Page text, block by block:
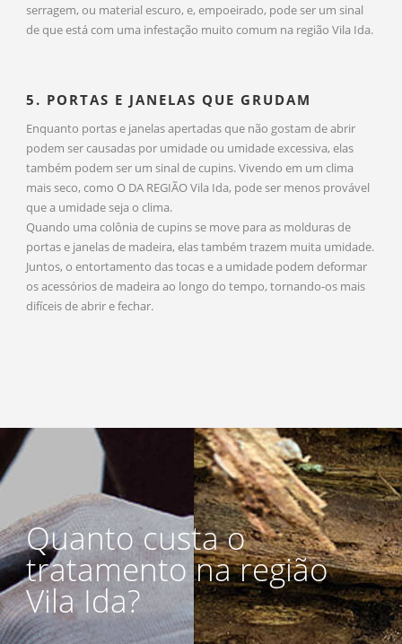
serragem, ou material escuro, e, empoeirado, pode ser um sinal
de que está com uma infestação muito comum na região Vila Ida.
5. PORTAS E JANELAS QUE GRUDAM
Enquanto portas e janelas apertadas que não gostam de abrir
podem ser causadas por umidade ou umidade excessiva, elas
também podem ser um sinal de cupins. Vivendo em um clima
mais seco, como O DA REGIÃO Vila Ida, pode ser menos provável
que a umidade seja o clima.
Quando uma colônia de cupins se move para as molduras de
portas e janelas de madeira, elas também trazem muita umidade.
Juntos, o entortamento das tocas e a umidade podem deformar
os acessórios de madeira ao longo do tempo, tornando-os mais
difíceis de abrir e fechar.
Quanto custa o
tratamento na região
Vila Ida?